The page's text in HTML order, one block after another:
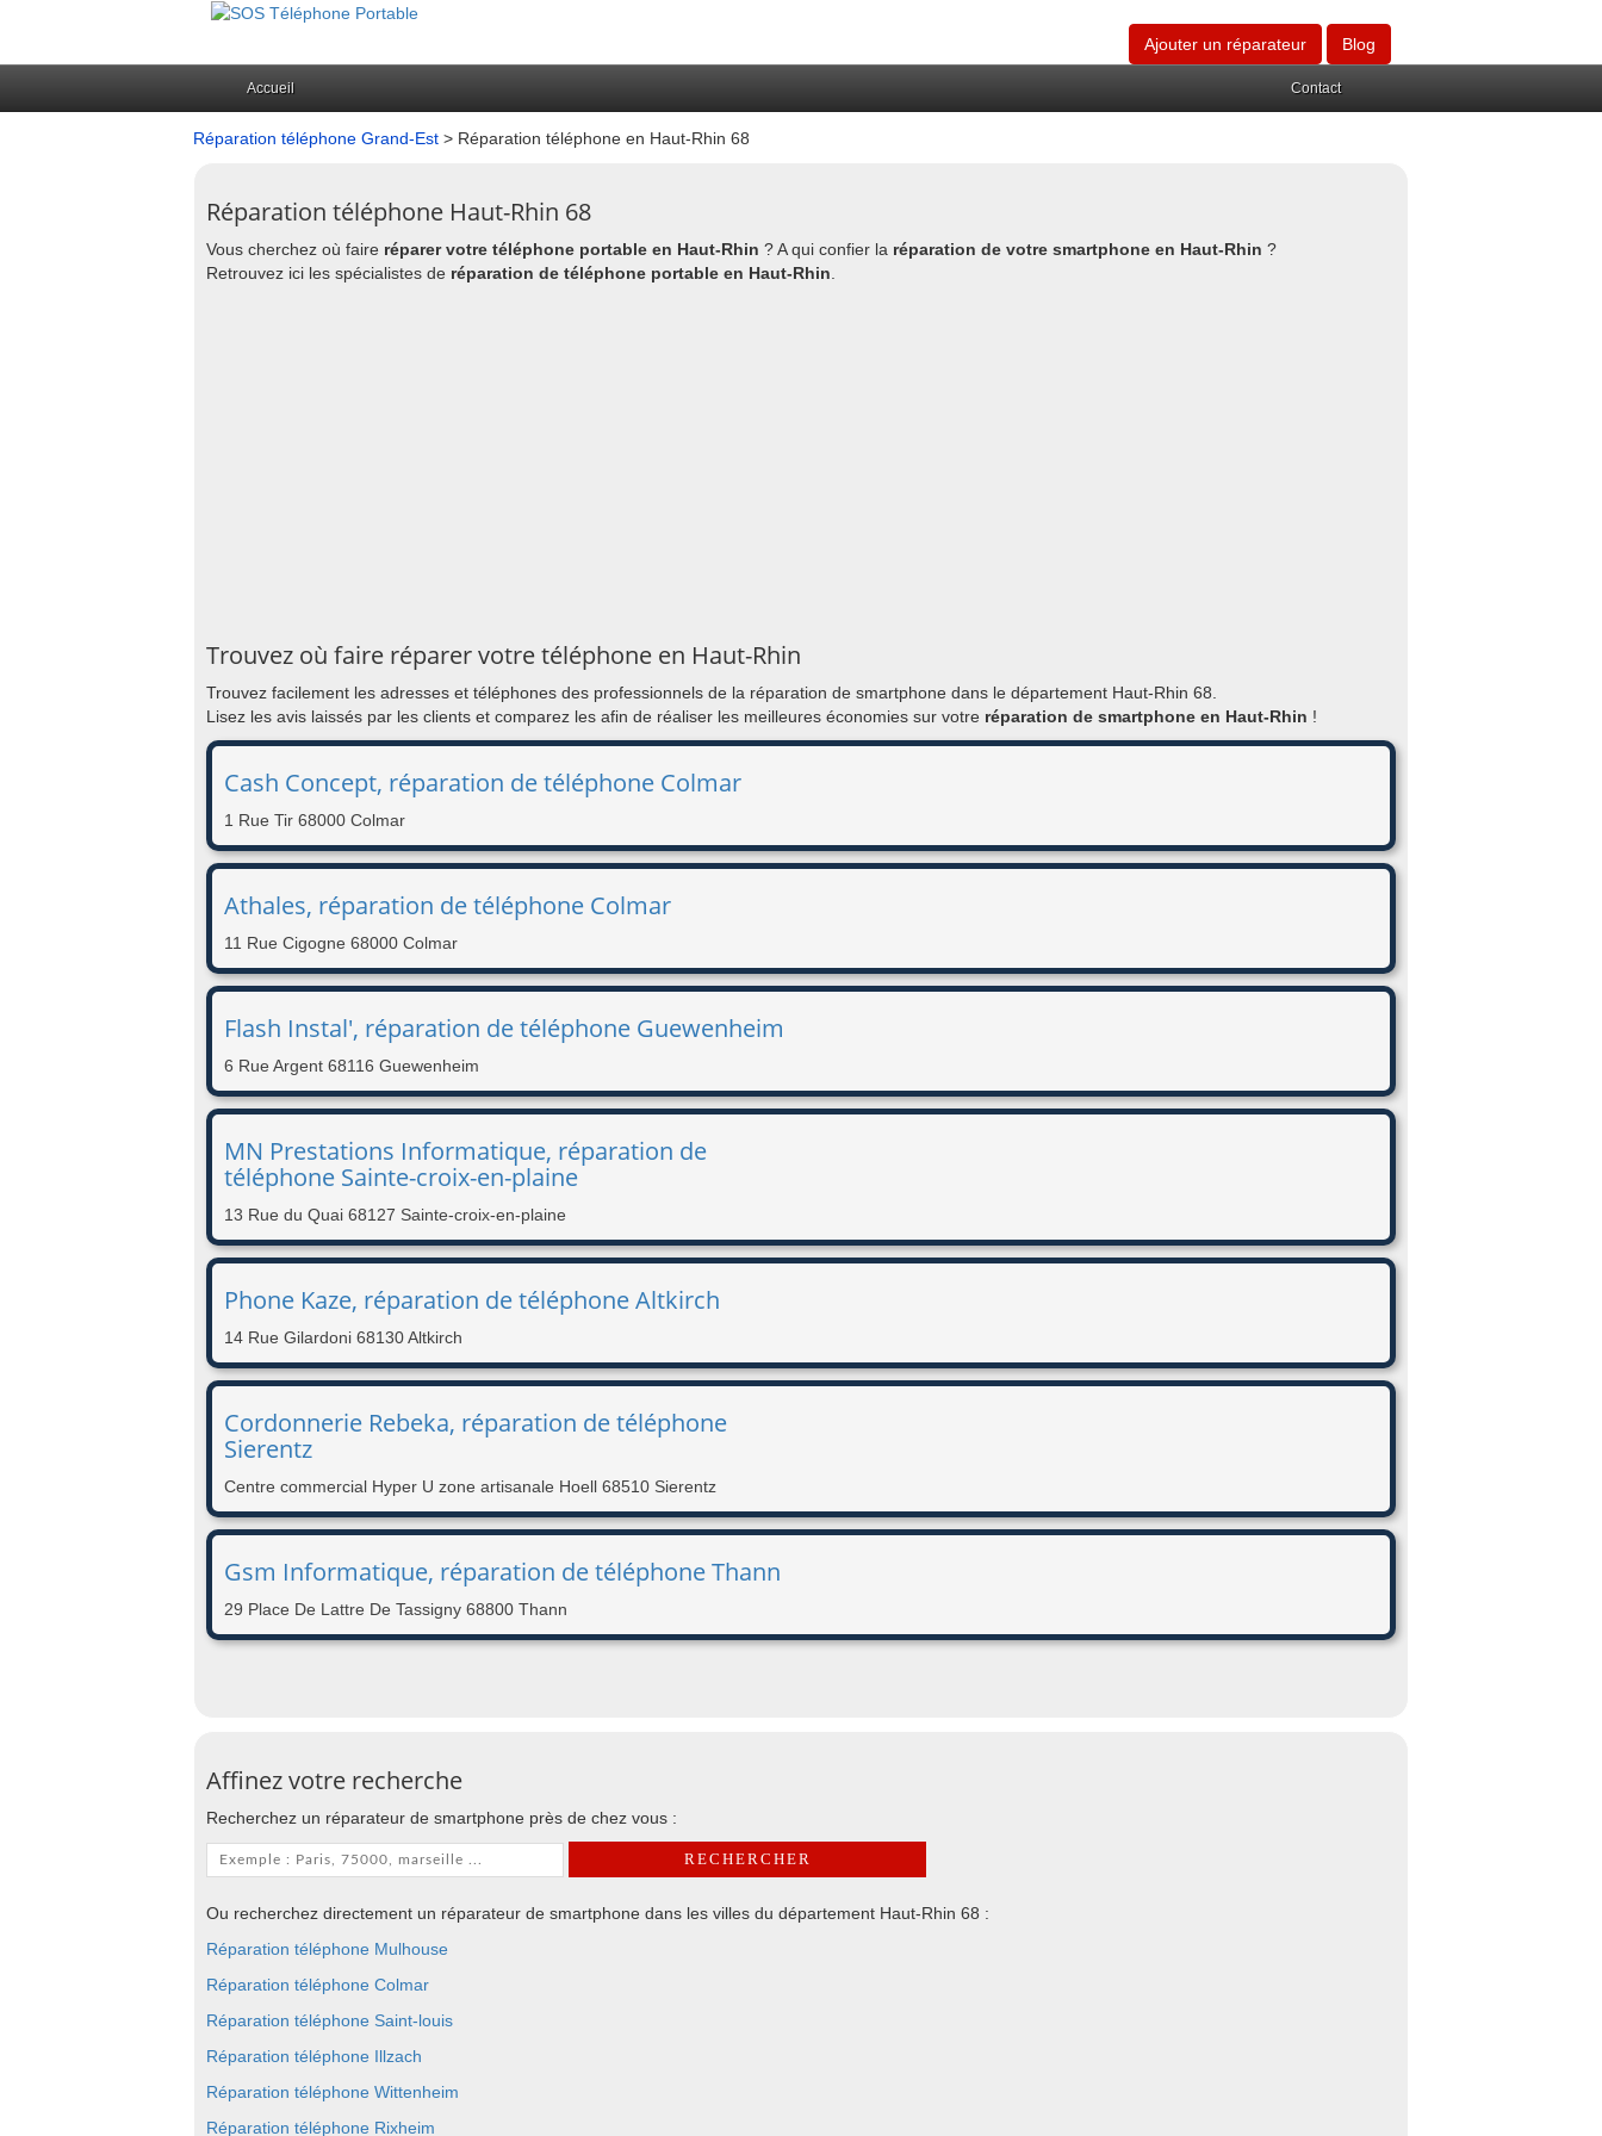
Ajouter un réparateur Blog
Accueil Contact
Réparation téléphone Grand-Est > Réparation téléphone en Haut-Rhin 68
Réparation téléphone Haut-Rhin 68
Vous cherchez où faire réparer votre téléphone portable en Haut-Rhin ? A qui confier la réparation de votre smartphone en Haut-Rhin ?
Retrouvez ici les spécialistes de réparation de téléphone portable en Haut-Rhin
Trouvez où faire réparer votre téléphone en Haut-Rhin
Trouvez facilement les adresses et téléphones des professionnels de la réparation de smartphone dans le département Haut-Rhin 68.
Lisez les avis laissés par les clients et comparez les afin de réaliser les meilleures économies sur votre réparation de smartphone en Haut-Rhin !
Cash Concept, réparation de téléphone Colmar
1 Rue Tir 68000 Colmar
Athales, réparation de téléphone Colmar
11 Rue Cigogne 68000 Colmar
Flash Instal', réparation de téléphone Guewenheim
6 Rue Argent 68116 Guewenheim
MN Prestations Informatique, réparation de
téléphone Sainte-croix-en-plaine
13 Rue du Quai 68127 Sainte-croix-en-plaine
Phone Kaze, réparation de téléphone Altkirch
14 Rue Gilardoni 68130 Altkirch
Cordonnerie Rebeka, réparation de téléphone
Sierentz
Centre commercial Hyper U zone artisanale Hoell 68510 Sierentz
Gsm Informatique, réparation de téléphone Thann
29 Place De Lattre De Tassigny 68800 Thann
Affinez votre recherche
Recherchez un réparateur de smartphone près de chez vous :
Ou recherchez directement un réparateur de smartphone dans les villes du département Haut-Rhin 68 :
Réparation téléphone Mulhouse
Réparation téléphone Colmar
Réparation téléphone Saint-louis
Réparation téléphone Illzach
Réparation téléphone Wittenheim
Réparation téléphone Rixheim